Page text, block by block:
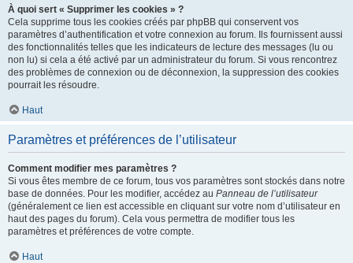
À quoi sert « Supprimer les cookies » ?
Cela supprime tous les cookies créés par phpBB qui conservent vos
paramètres d’authentification et votre connexion au forum. Ils fournissent aussi
des fonctionnalités telles que les indicateurs de lecture des messages (lu ou
non lu) si cela a été activé par un administrateur du forum. Si vous rencontrez
des problèmes de connexion ou de déconnexion, la suppression des cookies
pourrait les résoudre.
Haut
Paramètres et préférences de l’utilisateur
Comment modifier mes paramètres ?
Si vous êtes membre de ce forum, tous vos paramètres sont stockés dans notre
base de données. Pour les modifier, accédez au Panneau de l’utilisateur
(généralement ce lien est accessible en cliquant sur votre nom d’utilisateur en
haut des pages du forum). Cela vous permettra de modifier tous les
paramètres et préférences de votre compte.
Haut